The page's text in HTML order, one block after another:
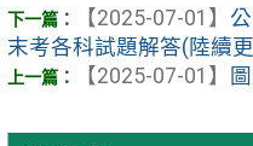
【2025-07-01】
末考各科試題解答(陸續
【2025-07-01】